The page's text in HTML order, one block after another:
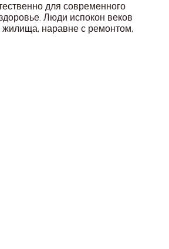
для современного
Люди испокон веков
жилища, наравне с ремонтом,